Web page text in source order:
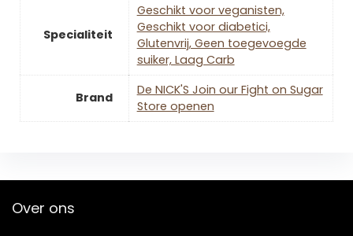
Specialiteit
‎Geschikt voor veganisten,
Geschikt voor diabetici,
Glutenvrij, Geen toegevoegde
suiker, Laag Carb
Brand
De NICK'S Join our Fight on Sugar
Store openen
Over ons